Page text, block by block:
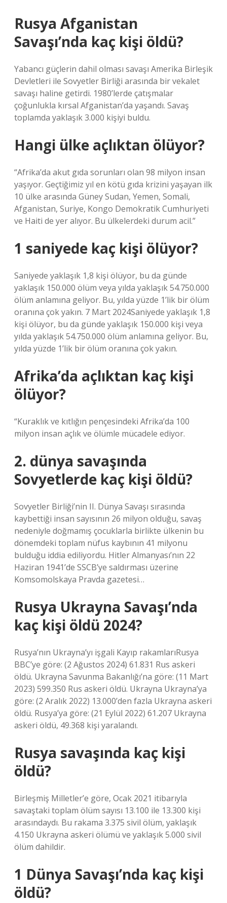
Rusya Afganistan
Savaşı’nda kaç kişi öldü?
Yabancı güçlerin dahil olması savaşı Amerika Birleşik
Devletleri ile Sovyetler Birliği arasında bir vekalet
savaşı haline getirdi. 1980’lerde çatışmalar
çoğunlukla kırsal Afganistan’da yaşandı. Savaş
toplamda yaklaşık 3.000 kişiyi buldu.
Hangi ülke açlıktan ölüyor?
“Afrika’da akut gıda sorunları olan 98 milyon insan
yaşıyor. Geçtiğimiz yıl en kötü gıda krizini yaşayan ilk
10 ülke arasında Güney Sudan, Yemen, Somali,
Afganistan, Suriye, Kongo Demokratik Cumhuriyeti
ve Haiti de yer alıyor. Bu ülkelerdeki durum acil.”
1 saniyede kaç kişi ölüyor?
Saniyede yaklaşık 1,8 kişi ölüyor, bu da günde
yaklaşık 150.000 ölüm veya yılda yaklaşık 54.750.000
ölüm anlamına geliyor. Bu, yılda yüzde 1’lik bir ölüm
oranına çok yakın. 7 Mart 2024Saniyede yaklaşık 1,8
kişi ölüyor, bu da günde yaklaşık 150.000 kişi veya
yılda yaklaşık 54.750.000 ölüm anlamına geliyor. Bu,
yılda yüzde 1’lik bir ölüm oranına çok yakın.
Afrika’da açlıktan kaç kişi
ölüyor?
“Kuraklık ve kıtlığın pençesindeki Afrika’da 100
milyon insan açlık ve ölümle mücadele ediyor.
2. dünya savaşında
Sovyetlerde kaç kişi öldü?
Sovyetler Birliği’nin II. Dünya Savaşı sırasında
kaybettiği insan sayısının 26 milyon olduğu, savaş
nedeniyle doğmamış çocuklarla birlikte ülkenin bu
dönemdeki toplam nüfus kaybının 41 milyonu
bulduğu iddia ediliyordu. Hitler Almanyası’nın 22
Haziran 1941’de SSCB’ye saldırması üzerine
Komsomolskaya Pravda gazetesi…
Rusya Ukrayna Savaşı’nda
kaç kişi öldü 2024?
Rusya’nın Ukrayna’yı işgali Kayıp rakamlarıRusya
BBC’ye göre: (2 Ağustos 2024) 61.831 Rus askeri
öldü. Ukrayna Savunma Bakanlığı’na göre: (11 Mart
2023) 599.350 Rus askeri öldü. Ukrayna Ukrayna’ya
göre: (2 Aralık 2022) 13.000’den fazla Ukrayna askeri
öldü. Rusya’ya göre: (21 Eylül 2022) 61.207 Ukrayna
askeri öldü, 49.368 kişi yaralandı.
Rusya savaşında kaç kişi
öldü?
Birleşmiş Milletler’e göre, Ocak 2021 itibarıyla
savaştaki toplam ölüm sayısı 13.100 ile 13.300 kişi
arasındaydı. Bu rakama 3.375 sivil ölüm, yaklaşık
4.150 Ukrayna askeri ölümü ve yaklaşık 5.000 sivil
ölüm dahildir.
1 Dünya Savaşı’nda kaç kişi
öldü?